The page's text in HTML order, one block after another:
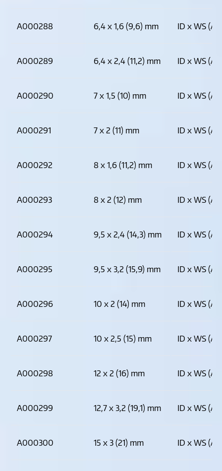
A000288 6,4 x 1,6 (9,6) mm ID x WS
A000289 6,4 x 2,4 (11,2) mm ID x WS
A000290 7 x 1,5 (10) mm ID x WS
A000291 7 x 2 (11) mm ID x WS
A000292 8 x 1,6 (11,2) mm ID x WS
A000293 8 x 2 (12) mm ID x WS
A000294 9,5 x 2,4 (14,3) mm ID x WS
A000295 9,5 x 3,2 (15,9) mm ID x WS
A000296 10 x 2 (14) mm ID x WS
A000297 10 x 2,5 (15) mm ID x WS
A000298 12 x 2 (16) mm ID x WS
A000299 12,7 x 3,2 (19,1) mm ID x WS
A000300 15 x 3 (21) mm ID x WS